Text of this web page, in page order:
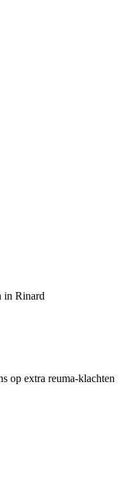
in Rinard
op extra reuma-klachten